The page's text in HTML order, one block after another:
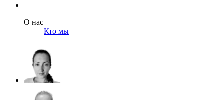
О нас
Кто мы